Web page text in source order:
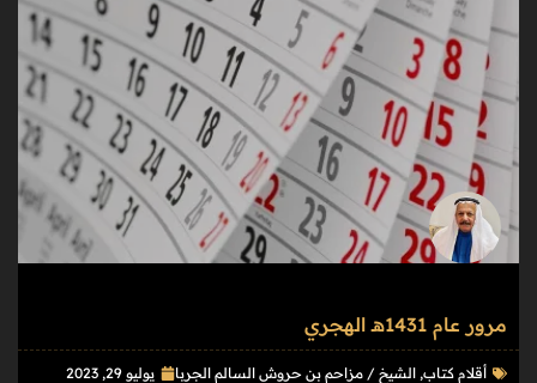
مرور عام 1431هـ الهجري
أقلام كتاب, الشيخ / مزاحم بن حروش السالم الجربا
يوليو 29, 2023